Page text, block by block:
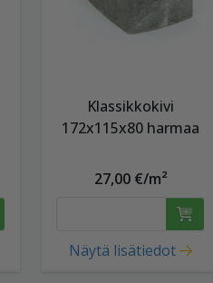
Klassikkokivi
172x115x80 harmaa
27,00 €/m²
Näytä lisätiedot